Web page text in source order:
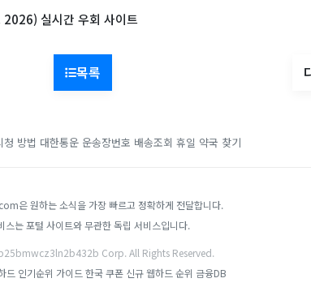
실시간 우회 사이트
목록
청 방법 대한통운 운송장번호 배송조회 휴일 약국 찾기
은 원하는 소식을 가장 빠르고 정확하게 전달합니다.
스는 포털 사이트와 무관한 독립 서비스입니다.
Corp. All Rights Reserved.
드 인기순위 가이드 한국 쿠폰 신규 웹하드 순위 금융DB